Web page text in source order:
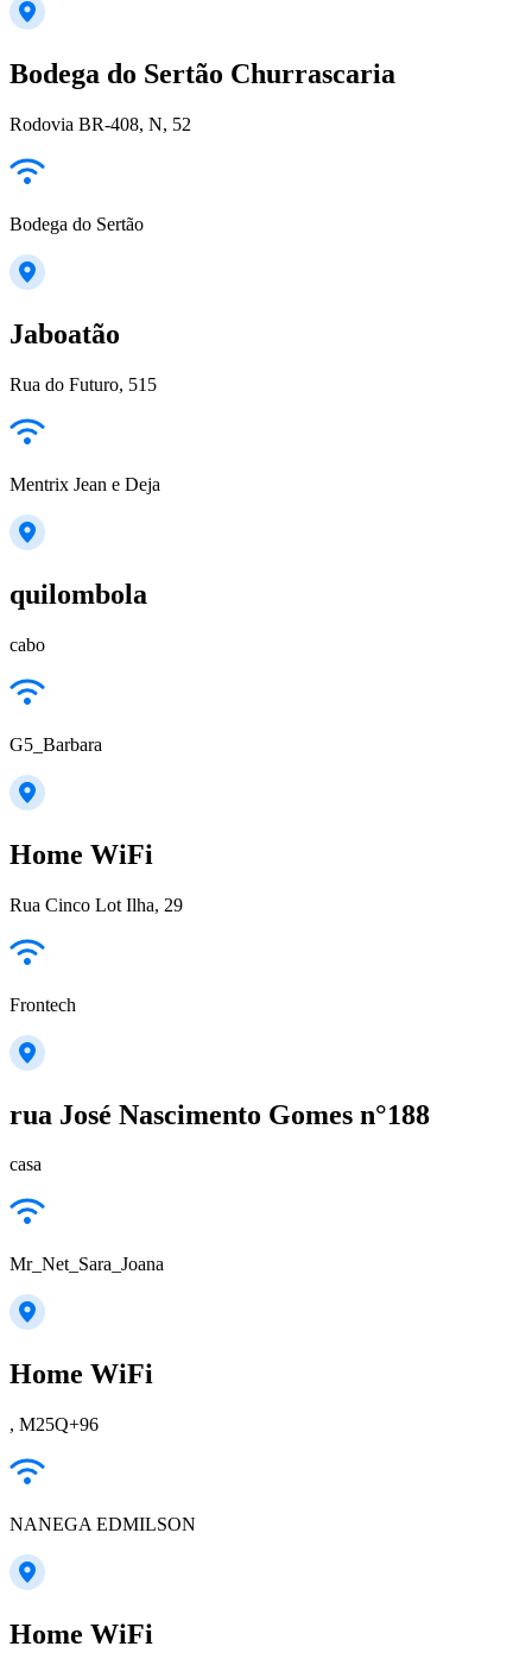
Bodega do Sertão Churrascaria
Rodovia BR-408, N, 52
Bodega do Sertão
Jaboatão
Rua do Futuro, 515
Mentrix Jean e Deja
quilombola
cabo
G5_Barbara
Home WiFi
Rua Cinco Lot Ilha, 29
Frontech
rua José Nascimento Gomes n°188
casa
Mr_Net_Sara_Joana
Home WiFi
, M25Q+96
NANEGA EDMILSON
Home WiFi